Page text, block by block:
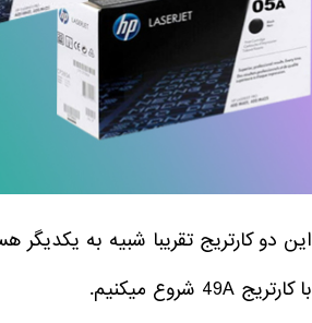
این دو کارتریج تقریبا شبیه به یکدیگر
با کارتریج 49A شروع میکنیم.